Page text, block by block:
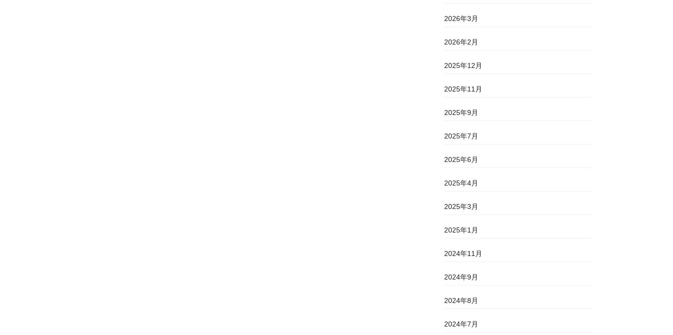
2026年3月
2026年2月
2025年12月
2025年11月
2025年9月
2025年7月
2025年6月
2025年4月
2025年3月
2025年1月
2024年11月
2024年9月
2024年8月
2024年7月